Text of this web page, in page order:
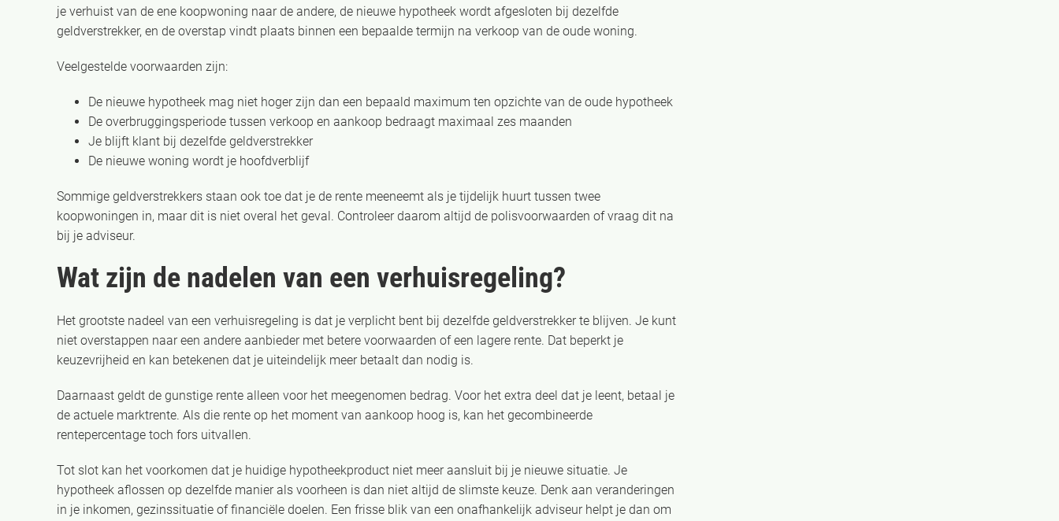
je verhuist van de ene koopwoning naar de andere, de nieuwe hypotheek wordt afgesloten bij dezelfde
geldverstrekker, en de overstap vindt plaats binnen een bepaalde termijn na verkoop van de oude woning.
Veelgestelde voorwaarden zijn:
De nieuwe hypotheek mag niet hoger zijn dan een bepaald maximum ten opzichte van de oude hypotheek
De overbruggingsperiode tussen verkoop en aankoop bedraagt maximaal zes maanden
Je blijft klant bij dezelfde geldverstrekker
De nieuwe woning wordt je hoofdverblijf
Sommige geldverstrekkers staan ook toe dat je de rente meeneemt als je tijdelijk huurt tussen twee
koopwoningen in, maar dit is niet overal het geval. Controleer daarom altijd de polisvoorwaarden of vraag dit na
bij je adviseur.
Wat zijn de nadelen van een verhuisregeling?
Het grootste nadeel van een verhuisregeling is dat je verplicht bent bij dezelfde geldverstrekker te blijven. Je kunt
niet overstappen naar een andere aanbieder met betere voorwaarden of een lagere rente. Dat beperkt je
keuzevrijheid en kan betekenen dat je uiteindelijk meer betaalt dan nodig is.
Daarnaast geldt de gunstige rente alleen voor het meegenomen bedrag. Voor het extra deel dat je leent, betaal je
de actuele marktrente. Als die rente op het moment van aankoop hoog is, kan het gecombineerde
rentepercentage toch fors uitvallen.
Tot slot kan het voorkomen dat je huidige hypotheekproduct niet meer aansluit bij je nieuwe situatie. Je
hypotheek aflossen op dezelfde manier als voorheen is dan niet altijd de slimste keuze. Denk aan veranderingen
in je inkomen, gezinssituatie of financiële doelen. Een frisse blik van een onafhankelijk adviseur helpt je dan om